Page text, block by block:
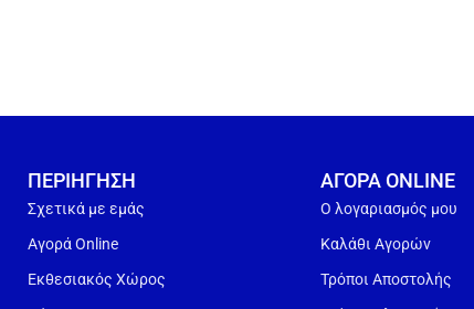
ΠΕΡΙΗΓΗΣΗ
Σχετικά με εμάς
Αγορά Online
Εκθεσιακός Χώρος
ΑΓΟΡΑ ONLINE
Ο λογαριασμός μου
Καλάθι Αγορών
Τρόποι Αποστολής